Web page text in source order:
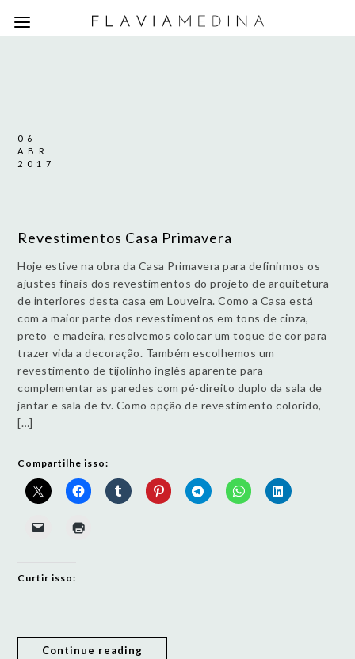
06
ABR
2017
Revestimentos Casa Primavera
Hoje estive na obra da Casa Primavera para definirmos os
ajustes finais dos revestimentos do projeto de arquitetura
de interiores desta casa em Louveira. Como a Casa está
com a maior parte dos revestimentos em tons de cinza,
preto e madeira, resolvemos colocar um toque de cor para
trazer vida a decoração. Também escolhemos um
revestimento de tijolinho inglês aparente para
complementar as paredes com pé-direito duplo da sala de
jantar e sala de tv. Como opção de revestimento colorido,
[…]
Compartilhe isso:
Curtir isso:
Continue reading